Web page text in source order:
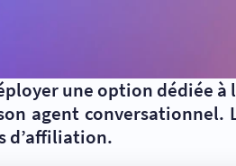
une option dédiée
agent
d’affiliation.